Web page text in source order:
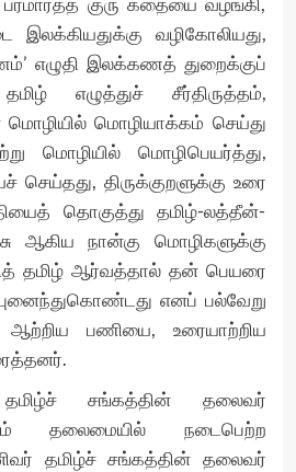
வழிகோலியது,
எழுதி இலக்கணத் துறைக்குப்
தமிழ் எழுத்துச் சீர்திருத்தம்,
மொழியில் மொழியாக்கம் செய்து
மொழியில் மொழிபெயர்த்து,
செய்தது, திருக்குறளுக்கு உரை
தொகுத்து தமிழ்-லத்தீன்-
ஆகிய நான்கு மொழிகளுக்கு
தமிழ் ஆர்வத்தால் தன் பெயரை
எனப் பல்வேறு
பணியை, உரையாற்றிய
தமிழ்ச் சங்கத்தின் தலைவர்
தலைமையில் நடைபெற்ற
தமிழ்ச் சங்கத்தின் தலைவர்